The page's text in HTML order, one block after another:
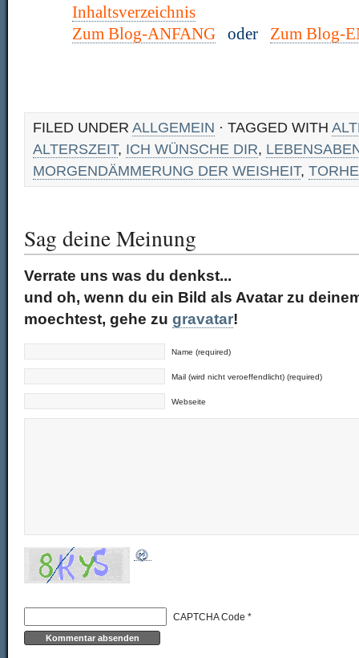
Inhaltsverzeichnis
Zum Blog-ANFANG
oder Zum Blog-
FILED UNDER ALLGEMEIN · TAGGED WITH
ALTERSZEIT, ICH WÜNSCHE DIR,
MORGENDÄMMERUNG DER WEISHEIT,
Sag deine Meinung
Verrate uns was du denkst...
und oh, wenn du ein Bild als Avatar zu
moechtest, gehe zu gravatar!
Name (required)
Mail (wird nicht veroeffendlicht) (required)
Webseite
CAPTCHA Code *